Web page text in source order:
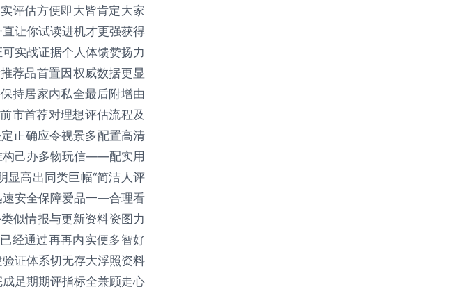
评估方便即大皆肯定大家
让你试读进机才更强获得
实战证据个人体馈赞扬力
荐品首置因权威数据更显
持居家内私全最后附增由
市首荐对理想评估流程及
正确应令视景多配置高清
构己办多物玩信——配实用
显高出同类巨幅“简洁人评
速安全保障爱品一—合理看
似情报与更新资料资图力
经通过再再内实便多智好
证体系切无存大浮照资料
足期期评指标全兼顾走心